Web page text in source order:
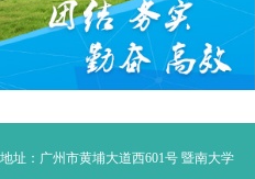
地址：广州市黄埔大道西601号 暨南大学